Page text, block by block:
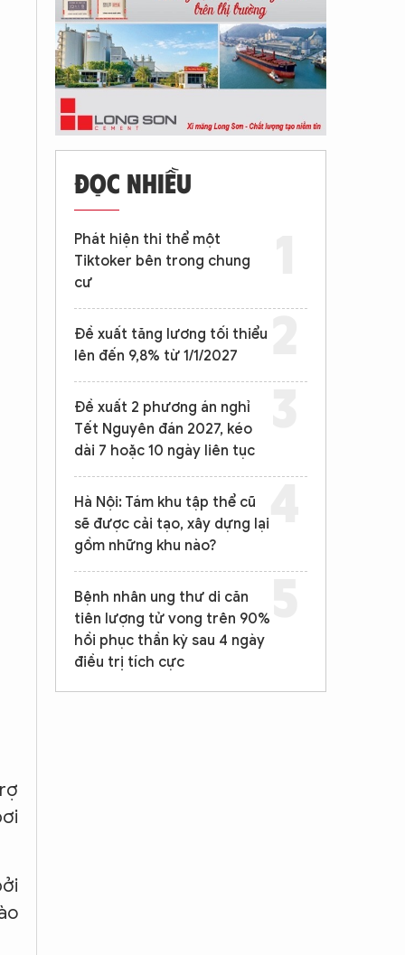
ĐỌC NHIỀU
Phát hiện thi thể một
Tiktoker bên trong chung
cư
Đề xuất tăng lương tối thiểu
lên đến 9,8% từ 1/1/2027
Đề xuất 2 phương án nghỉ
Tết Nguyên đán 2027, kéo
dài 7 hoặc 10 ngày liên tục
Hà Nội: Tám khu tập thể cũ
sẽ được cải tạo, xây dựng lại
gồm những khu nào?
Bệnh nhân ung thư di căn
tiên lượng tử vong trên 90%
hồi phục thần kỳ sau 4 ngày
điều trị tích cực